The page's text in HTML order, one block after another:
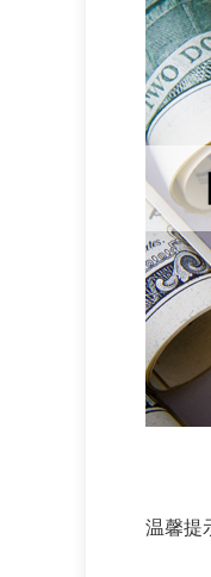
温馨提